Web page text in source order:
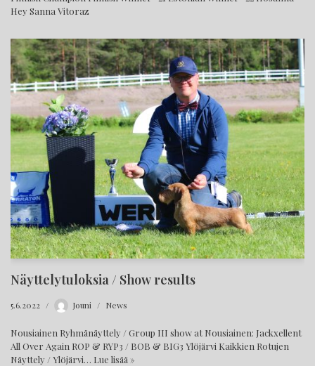
Hey Sanna Vitoraz
Näyttelytuloksia / Show results
5.6.2022 Jouni News
Nousiainen Ryhmänäyttely / Group III show at Nousiainen: Jackxellent
All Over Again ROP & RYP3 / BOB & BIG3 Ylöjärvi Kaikkien Rotujen
Näyttely / Ylöjärvi… Lue lisää »